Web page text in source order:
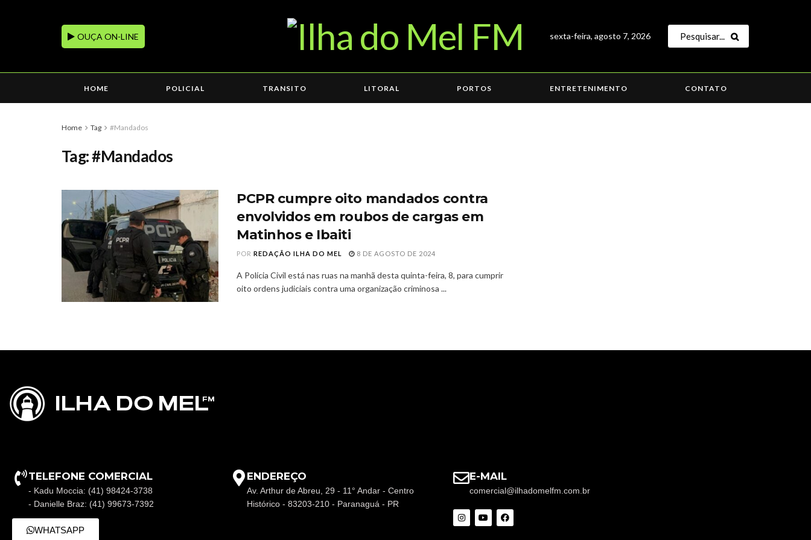
OUÇA ON-LINE sexta-feira, agosto 7, 2026
HOME POLICIAL TRANSITO LITORAL PORTOS ENTRETENIMENTO CONTATO
Home Tag #Mandados
Tag:#Mandados
PCPR cumpre oito mandados contra
envolvidos em roubos de cargas em
Matinhos e Ibaiti
POR REDAÇÃO ILHA DO MEL 8 DE AGOSTO DE 2024
A Polícia Civil está nas ruas na manhã desta quinta-feira, 8, para cumprir
oito ordens judiciais contra uma organização criminosa ...
TELEFONE COMERCIAL
- Kadu Moccia: (41) 98424-3738
- Danielle Braz: (41) 99673-7392
WHATSAPP
ENDEREÇO
Av. Arthur de Abreu, 29 - 11° Andar - Centro
Histórico - 83203-210 - Paranaguá - PR
E-MAIL
comercial@ilhadomelfm.com.br